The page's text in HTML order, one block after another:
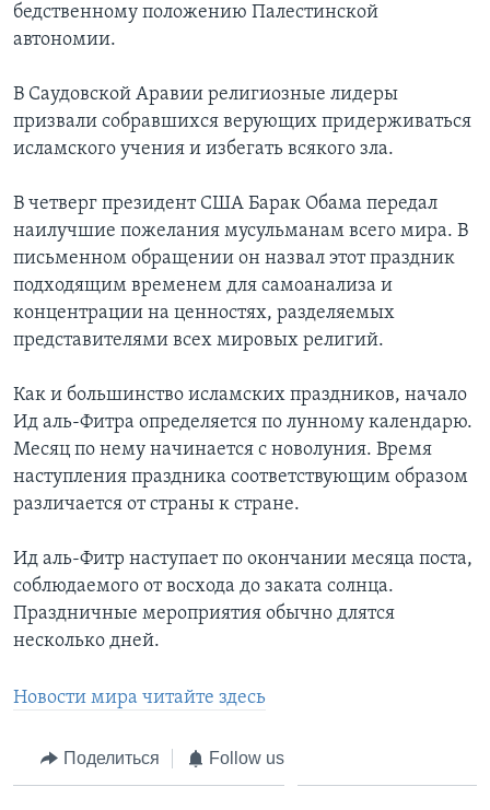
бедственному положению Палестинcкой
автономии.
В Саудовской Аравии религиозные лидеры
призвали собравшихся верующих придерживаться
исламского учения и избегать всякого зла.
В четверг президент США Барак Обама передал
наилучшие пожелания мусульманам всего мира. В
письменном обращении он назвал этот праздник
подходящим временем для самоанализа и
концентрации на ценностях, разделяемых
представителями всех мировых религий.
Как и большинство исламских праздников, начало
Ид аль-Фитра определяется по лунному календарю.
Месяц по нему начинается с новолуния. Время
наступления праздника соответствующим образом
различается от страны к стране.
Ид аль-Фитр наступает по окончании месяца поста,
соблюдаемого от восхода до заката солнца.
Праздничные мероприятия обычно длятся
несколько дней.
Новости мира читайте здесь
Поделиться Follow us